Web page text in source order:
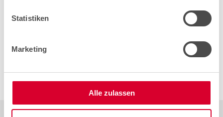
Statistiken
Marketing
Alle zulassen
Dès que les experts ont libéré la passerelle parallèle au
pont effondré, cablex a posé une ligne provisoire le 1 er
a ainsi été possible de rétablir tous les services mobiles
dans la vallée de la Maggia avant 18 heures. Le